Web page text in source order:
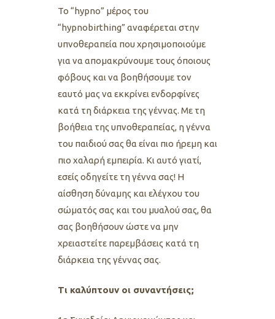
Το “hypno” μέρος του
“hypnobirthing” αναφέρεται στην
υπνοθεραπεία που χρησιμοποιούμε
για να απομακρύνουμε τους όποιους
φόβους και να βοηθήσουμε τον
εαυτό μας να εκκρίνει ενδορφίνες
κατά τη διάρκεια της γέννας. Με τη
βοήθεια της υπνοθεραπείας, η γέννα
του παιδιού σας θα είναι πιο ήρεμη και
πιο χαλαρή εμπειρία. Κι αυτό γιατί,
εσείς οδηγείτε τη γέννα σας! Η
αίσθηση δύναμης και ελέγχου του
σώματός σας και του μυαλού σας, θα
σας βοηθήσουν ώστε να μην
χρειαστείτε παρεμβάσεις κατά τη
διάρκεια της γέννας σας.
Τι καλύπτουν οι συναντήσεις;